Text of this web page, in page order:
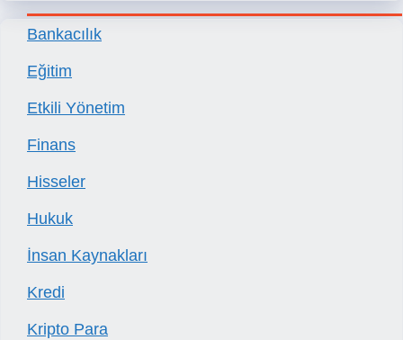
Bankacılık
Eğitim
Etkili Yönetim
Finans
Hisseler
Hukuk
İnsan Kaynakları
Kredi
Kripto Para